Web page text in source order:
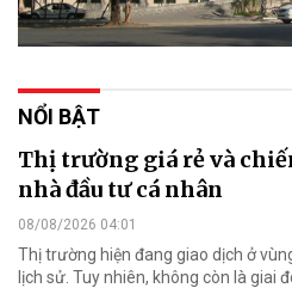
NỔI BẬT
Thị trường giá rẻ và
nhà đầu tư cá nhân
08/08/2026 04:01
Thị trường hiện đang giao dịch ở
lịch sử. Tuy nhiên, không còn là giai